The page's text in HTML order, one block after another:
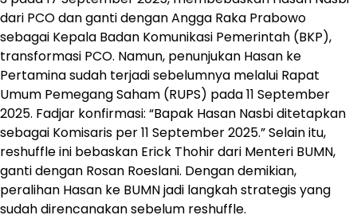
dari PCO dan ganti dengan Angga Raka Prabowo
sebagai Kepala Badan Komunikasi Pemerintah (BKP),
transformasi PCO. Namun, penunjukan Hasan ke
Pertamina sudah terjadi sebelumnya melalui Rapat
Umum Pemegang Saham (RUPS) pada 11 September
2025. Fadjar konfirmasi: “Bapak Hasan Nasbi ditetapkan
sebagai Komisaris per 11 September 2025.” Selain itu,
reshuffle ini bebaskan Erick Thohir dari Menteri BUMN,
ganti dengan Rosan Roeslani. Dengan demikian,
peralihan Hasan ke BUMN jadi langkah strategis yang
sudah direncanakan sebelum reshuffle.